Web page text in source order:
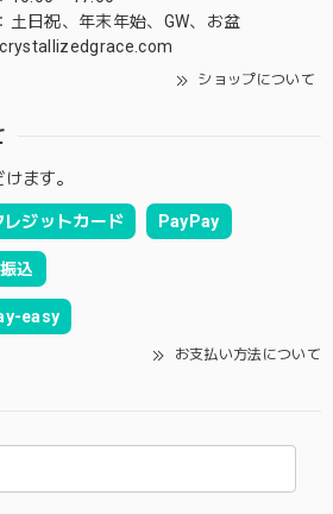
土日祝、年末年始、GW、お盆
ショップについて
ます。
レジットカード PayPay
込
easy
お支払い方法について